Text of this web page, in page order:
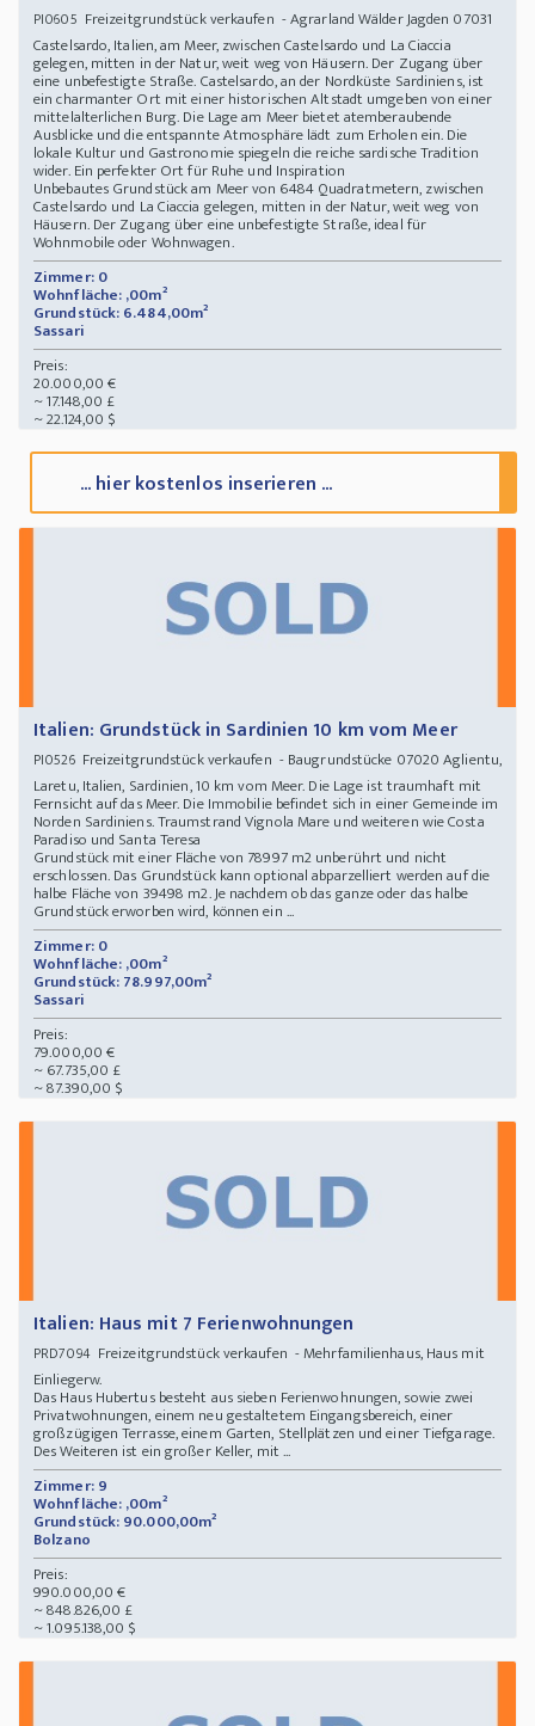
PI0605 Freizeitgrundstück verkaufen - Agrarland Wälder Jagden 07031
Castelsardo, Italien, am Meer, zwischen Castelsardo und La Ciaccia
gelegen, mitten in der Natur, weit weg von Häusern. Der Zugang über
eine unbefestigte Straße. Castelsardo, an der Nordküste Sardiniens, ist
ein charmanter Ort mit einer historischen Altstadt umgeben von einer
mittelalterlichen Burg. Die Lage am Meer bietet atemberaubende
Ausblicke und die entspannte Atmosphäre lädt zum Erholen ein. Die
lokale Kultur und Gastronomie spiegeln die reiche sardische Tradition
wider. Ein perfekter Ort für Ruhe und Inspiration
Unbebautes Grundstück am Meer von 6484 Quadratmetern, zwischen
Castelsardo und La Ciaccia gelegen, mitten in der Natur, weit weg von
Häusern. Der Zugang über eine unbefestigte Straße, ideal für
Wohnmobile oder Wohnwagen.
Zimmer: 0
Wohnfläche: ,00m²
Grundstück: 6.484,00m²
Sassari
Preis:
20.000,00 €
~ 17.148,00 £
~ 22.124,00 $
... hier kostenlos inserieren ...
Italien: Grundstück in Sardinien 10 km vom Meer
PI0526Freizeitgrundstück verkaufen - Baugrundstücke 07020 Aglientu,
Laretu, Italien, Sardinien, 10 km vom Meer. Die Lage ist traumhaft mit
Fernsicht auf das Meer. Die Immobilie befindet sich in einer Gemeinde im
Norden Sardiniens. Traumstrand Vignola Mare und weiteren wie Costa
Paradiso und Santa Teresa
Grundstück mit einer Fläche von 78997 m2 unberührt und nicht
erschlossen. Das Grundstück kann optional abparzelliert werden auf die
halbe Fläche von 39498 m2. Je nachdem ob das ganze oder das halbe
Grundstück erworben wird, können ein ...
Zimmer: 0
Wohnfläche: ,00m²
Grundstück: 78.997,00m²
Sassari
Preis:
79.000,00 €
~ 67.735,00 £
~ 87.390,00 $
Italien: Haus mit 7 Ferienwohnungen
PRD7094Freizeitgrundstück verkaufen - Mehrfamilienhaus, Haus mit
Einliegerw.
Das Haus Hubertus besteht aus sieben Ferienwohnungen, sowie zwei
Privatwohnungen, einem neu gestaltetem Eingangsbereich, einer
großzügigen Terrasse, einem Garten, Stellplätzen und einer Tiefgarage.
Des Weiteren ist ein großer Keller, mit ...
Zimmer: 9
Wohnfläche: ,00m²
Grundstück: 90.000,00m²
Bolzano
Preis:
990.000,00 €
~ 848.826,00 £
~ 1.095.138,00 $